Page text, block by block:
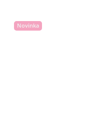
Novinka